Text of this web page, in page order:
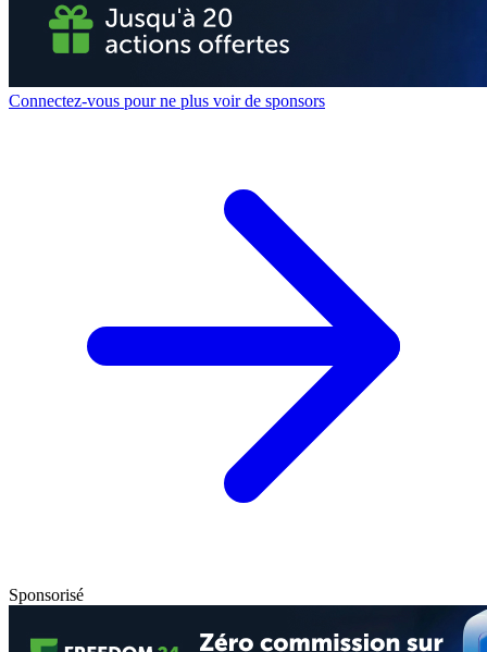
Connectez-vous pour ne plus voir de sponsors
Sponsorisé